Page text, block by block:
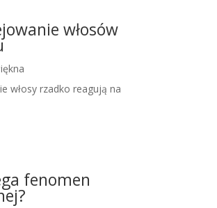
włosów
włosy rzadko reagują na
fenomen